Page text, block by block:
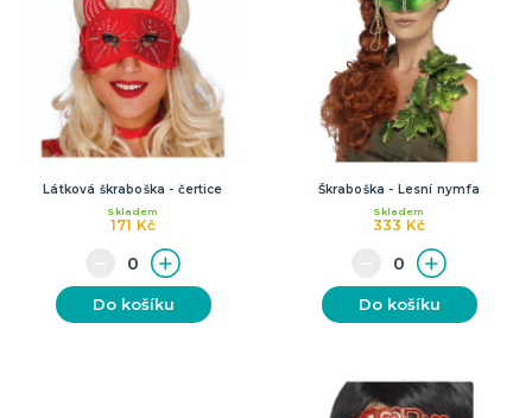
Látková škraboška - čertice
171 Kč
Skladem
Do košíku
Škraboška - Lesní nymfa
333 Kč
Skladem
Do košíku